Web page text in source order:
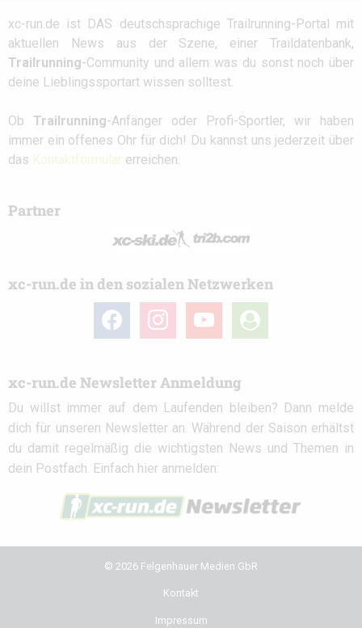
xc-run.de ist DAS deutschsprachige Trailrunning-Portal mit
aktuellen News aus der Szene, einer Traildatenbank,
Trailrunning-Community und allem was du sonst noch über
deine Lieblingssportart wissen solltest.
Ob Trailrunning-Anfänger oder Profi-Sportler, wir haben
immer ein offenes Ohr für dich! Du kannst uns jederzeit über
das Kontaktformular erreichen.
Partner
xc-run.de in den sozialen Netzwerken
facebook instagramyoutube
user-
circle
xc-run.de Newsletter Anmeldung
Du willst immer auf dem Laufenden bleiben? Dann melde
dich für unseren Newsletter an. Während der Saison erhältst
du damit regelmäßig die wichtigsten News und Themen in
dein Postfach. Einfach hier anmelden:
© 2026 Felgenhauer Medien GbR
Kontakt
Impressum